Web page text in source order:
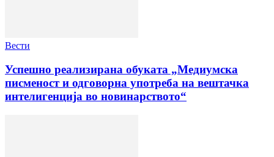
Вести
Успешно реализирана обуката „Медиумска
писменост и одговорна употреба на вештачка
интелигенција во новинарството“